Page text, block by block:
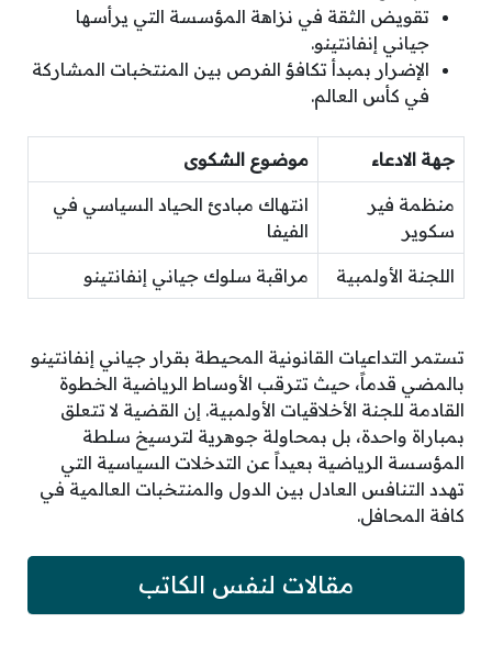
تقويض الثقة في نزاهة المؤسسة التي يرأسها
جياني إنفانتينو.
الإضرار بمبدأ تكافؤ الفرص بين المنتخبات المشاركة
في كأس العالم.
جهة الادعاء موضوع الشكوى
منظمة فير
سكوير
انتهاك مبادئ الحياد السياسي في
الفيفا
اللجنة الأولمبية مراقبة سلوك جياني إنفانتينو
تستمر التداعيات القانونية المحيطة بقرار جياني إنفانتينو
بالمضي قدماً، حيث تترقب الأوساط الرياضية الخطوة
القادمة للجنة الأخلاقيات الأولمبية. إن القضية لا تتعلق
بمباراة واحدة، بل بمحاولة جوهرية لترسيخ سلطة
المؤسسة الرياضية بعيداً عن التدخلات السياسية التي
تهدد التنافس العادل بين الدول والمنتخبات العالمية في
كافة المحافل.
مقالات لنفس الكاتب